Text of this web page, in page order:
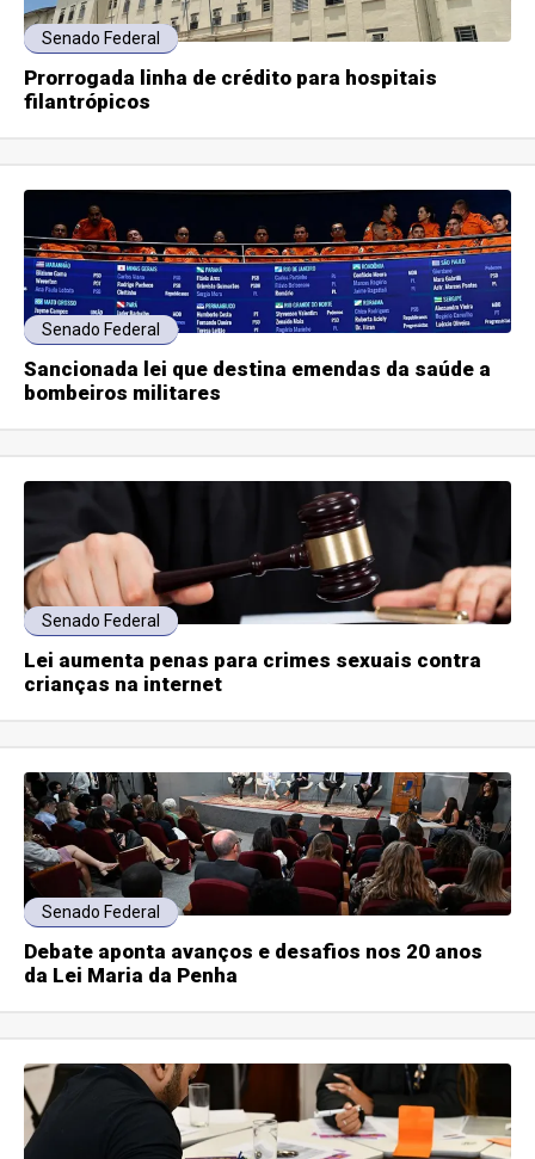
Senado Federal
Prorrogada linha de crédito para hospitais
filantrópicos
Senado Federal
Sancionada lei que destina emendas da saúde a
bombeiros militares
Senado Federal
Lei aumenta penas para crimes sexuais contra
crianças na internet
Senado Federal
Debate aponta avanços e desafios nos 20 anos
da Lei Maria da Penha